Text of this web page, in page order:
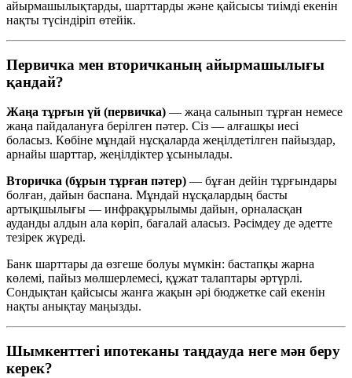
айырмашылықтарды, шарттарды және қайсысы тиімді екенін
нақты түсіндіріп өтейік.
Первичка мен вторичканың айырмашылығы
қандай?
Жаңа тұрғын үй (первичка) — жаңа салынып тұрған немесе
жаңа пайдалануға берілген пәтер. Сіз — алғашқы иесі
боласыз. Көбіне мұндай нұсқаларда жеңілдетілген пайыздар,
арнайы шарттар, жеңілдіктер ұсынылады.
Вторичка (бұрын тұрған пәтер) — бұған дейін тұрғындары
болған, дайын баспана. Мұндай нұсқалардың басты
артықшылығы — инфрақұрылымы дайын, орналасқан
ауданды алдын ала көріп, бағалай аласыз. Рәсімдеу де әдетте
тезірек жүреді.
Банк шарттары да өзгеше болуы мүмкін: бастапқы жарна
көлемі, пайыз мөлшерлемесі, құжат талаптары әртүрлі.
Сондықтан қайсысы жанға жақын әрі бюджетке сай екенін
нақты анықтау маңызды.
Шымкенттегі ипотеканы таңдауда неге мән беру
керек?